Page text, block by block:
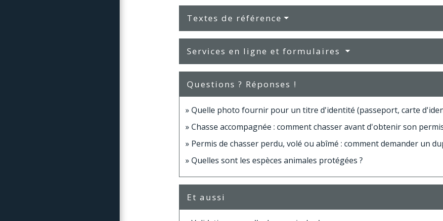
Textes de référence
Services en ligne et formulaires
Questions ? Réponses !
Quelle photo fournir pour un titre d'identité (passeport, carte
Chasse accompagnée : comment chasser avant d'obtenir son
Permis de chasser perdu, volé ou abîmé : comment demander un
Quelles sont les espèces animales protégées ?
Et aussi